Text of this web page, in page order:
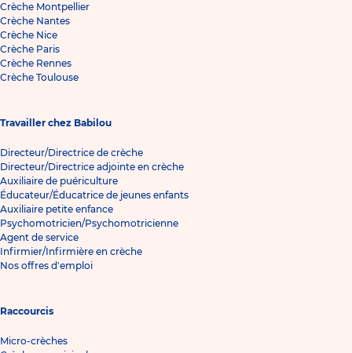
Crèche Montpellier
Crèche Nantes
Crèche Nice
Crèche Paris
Crèche Rennes
Crèche Toulouse
Travailler chez Babilou
Directeur/Directrice de crèche
Directeur/Directrice adjointe en crèche
Auxiliaire de puériculture
Éducateur/Éducatrice de jeunes enfants
Auxiliaire petite enfance
Psychomotricien/Psychomotricienne
Agent de service
Infirmier/Infirmière en crèche
Nos offres d'emploi
Raccourcis
Micro-crèches